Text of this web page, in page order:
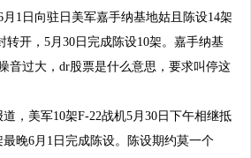
1日向驻日 美军嘉手纳基地姑且陈设14架
转开，5月30日完成陈设10架。嘉手纳基
音过大，dr股票是什么意思，要求叫停这
美军10架F-22战机5月30日下午相继抵
晚6月1日完成陈设。陈设期约莫一个